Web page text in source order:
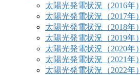
太陽光発電状況（2016年）
太陽光発電状況（2017年）
太陽光発電状況（2018年）
太陽光発電状況（2019年）
太陽光発電状況（2020年）
太陽光発電状況（2021年）
太陽光発電状況（2022年）